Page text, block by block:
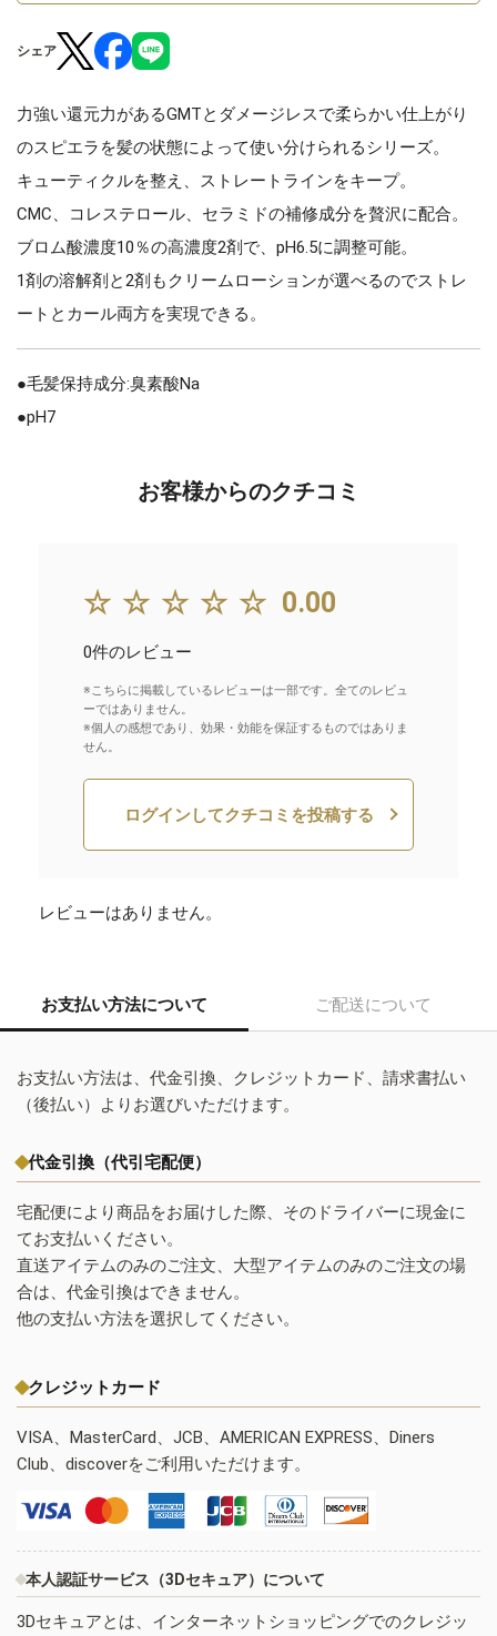
シェア
力強い還元力があるGMTとダメージレスで柔らかい仕上がり
のスピエラを髪の状態によって使い分けられるシリーズ。
キューティクルを整え、ストレートラインをキープ。
CMC、コレステロール、セラミドの補修成分を贅沢に配合。
ブロム酸濃度10％の高濃度2剤で、pH6.5に調整可能。
1剤の溶解剤と2剤もクリームローションが選べるのでストレ
ートとカール両方を実現できる。
●毛髪保持成分:臭素酸Na
●pH7
お客様からのクチコミ
☆☆☆☆☆ 0.00
0件のレビュー
※こちらに掲載しているレビューは一部です。全てのレビュ
ーではありません。
※個人の感想であり、効果・効能を保証するものではありま
せん。
ログインしてクチコミを投稿する
レビューはありません。
お支払い方法について ご配送について
お支払い方法は、代金引換、クレジットカード、請求書払い
（後払い）よりお選びいただけます。
代金引換（代引宅配便）
宅配便により商品をお届けした際、そのドライバーに現金に
てお支払いください。
直送アイテムのみのご注文、大型アイテムのみのご注文の場
合は、代金引換はできません。
他の支払い方法を選択してください。
クレジットカード
VISA、MasterCard、JCB、AMERICAN EXPRESS、Diners
Club、discoverをご利用いただけます。
本人認証サービス（3Dセキュア）について
3Dセキュアとは、インターネットショッピングでのクレジッ